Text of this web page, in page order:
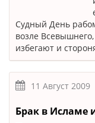
Судный День
возле
избегают и
11 Август 2009
Брак в Исламе